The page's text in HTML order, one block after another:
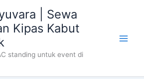
| Sewa
Kipas Kabut
standing untuk event di